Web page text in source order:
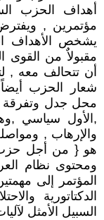
أهداف الحزب
مؤتمرين ,
يشخص الأهداف
مقبولاٌ من القوى
أن تتحالف معه ,
شعار الحزب
محل جدل وتفرقة
,الأول سياسي
والإرهاب ,
هو { من أجل
ومحتوى نظام
المؤتمر إلى
الدكتاتورية
السبيل الأمثل